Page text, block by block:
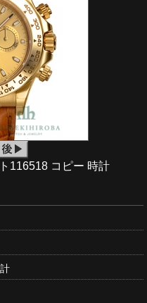
116518 コピー 時計